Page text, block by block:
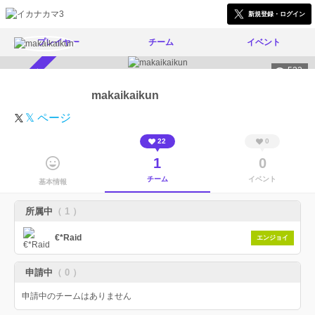
新規登録・ログイン
プレイヤー チーム イベント
522
makaikaikun
𝕏 ページ
基本情報
22
1
チーム
0
0
イベント
所属中 （ 1 ）
€*Raid エンジョイ
申請中 （ 0 ）
申請中のチームはありません